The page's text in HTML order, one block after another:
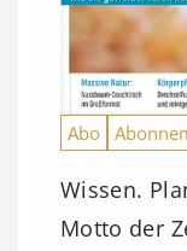
Abo
Wissen.
Motto der